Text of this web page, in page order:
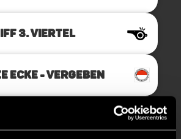
3. Viertel
ECKE - VERGEBEN